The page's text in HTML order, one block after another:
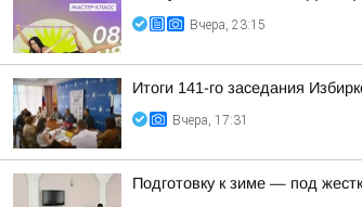
Вчера, 23:15
Итоги 141-го заседания
Вчера, 17:31
Подготовку к зиме — под